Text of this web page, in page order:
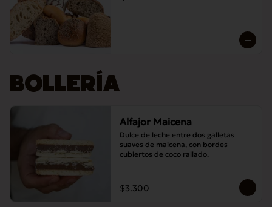
BOLLERÍA
Alfajor Maicena
Dulce de leche entre dos galletas
suaves de maicena, con bordes
cubiertos de coco rallado.
$3.300